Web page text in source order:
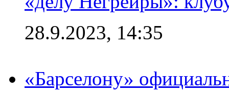
28.9.2023, 14:35
«Барселону»